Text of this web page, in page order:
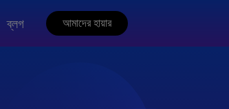
ব্লগ আমাদের হায়ার